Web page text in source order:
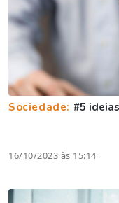
Sociedade: #5
16/10/2023 às 15:14